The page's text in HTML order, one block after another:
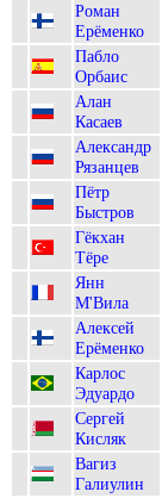
Роман
Ерёменко
Пабло
Орбаис
Алан
Касаев
Александр
Рязанцев
Пётр
Быстров
Гёкхан
Тёре
Янн
М'Вила
Алексей
Ерёменко
Карлос
Эдуардо
Сергей
Кисляк
Вагиз
Галиулин